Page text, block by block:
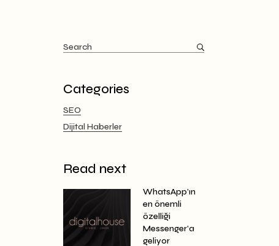
Search
for:
Categories
SEO
Dijital Haberler
Read next
WhatsApp’ın
en önemli
özelliği
Messenger’a
geliyor